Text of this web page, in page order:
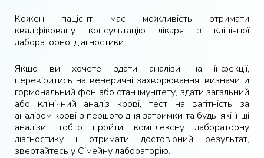
Кожен пацієнт має можливість отримати
кваліфіковану консультацію лікаря з клінічної
лабораторної діагностики.
Якщо ви хочете здати аналізи на інфекції,
перевіритись на венеричні захворювання, визначити
гормональний фон або стан імунітету, здати загальний
або клінічний аналіз крові, тест на вагітність за
аналізом крові з першого дня затримки та будь-які інші
аналізи, тобто пройти комплексну лабораторну
діагностику і отримати достовірний результат,
звертайтесь у Сімейну лабораторію.